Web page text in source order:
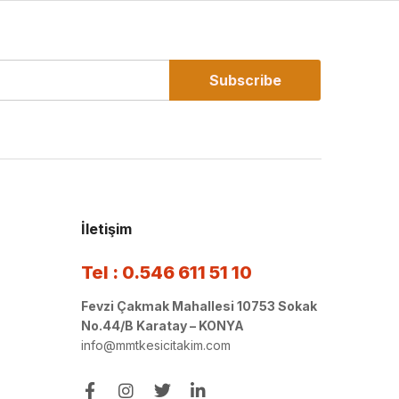
Subscribe
İletişim
Tel : 0.546 611 51 10
Fevzi Çakmak Mahallesi 10753 Sokak
No.44/B Karatay – KONYA
info@mmtkesicitakim.com